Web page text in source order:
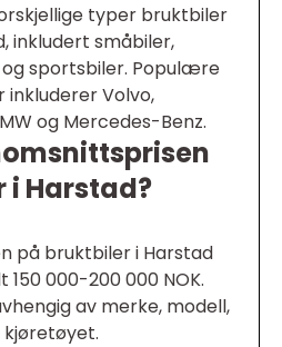
typer bruktbiler
inkludert småbiler,
og sportsbiler. Populære
Volvo,
og Mercedes-Benz.
i Harstad?
på bruktbiler i Harstad
150 000-200 000 NOK.
av merke, modell,